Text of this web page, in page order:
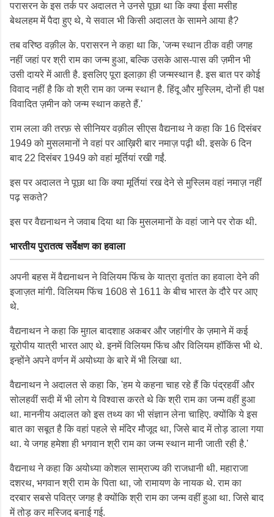
परासरन के इस तर्क पर अदालत ने उनसे पूछा था कि क्या ईसा मसीह
बेथलहम में पैदा हुए थे, ये सवाल भी किसी अदालत के सामने आया है?
तब वरिष्ठ वक़ील के. परासरन ने कहा था कि, 'जन्म स्थान ठीक वही जगह
नहीं जहां पर श्री राम का जन्म हुआ, बल्कि उसके आस-पास की ज़मीन भी
उसी दायरे में आती है. इसलिए पूरा इलाक़ा ही जन्मस्थान है. इस बात पर कोई
विवाद नहीं है कि वो श्री राम का जन्म स्थान है. हिंदू और मुस्लिम, दोनों ही पक्ष
विवादित ज़मीन को जन्म स्थान कहते हैं.'
राम लला की तरफ़ से सीनियर वक़ील सीएस वैद्यनाथ ने कहा कि 16 दिसंबर
1949 को मुसलमानों ने वहां पर आख़िरी बार नमाज़ पढ़ी थी. इसके 6 दिन
बाद 22 दिसंबर 1949 को वहां मूर्तियां रखी गईं.
इस पर अदालत ने पूछा था कि क्या मूर्तियां रख देने से मुस्लिम वहां नमाज़ नहीं
पढ़ सकते?
इस पर वैद्यनाथन ने जवाब दिया था कि मुसलमानों के वहां जाने पर रोक थी.
भारतीय पुरातत्व सर्वेक्षण का हवाला
अपनी बहस में वैद्यनाथन ने विलियम फिंच के यात्रा वृतांत का हवाला देने की
इजाज़त मांगी. विलियम फिंच 1608 से 1611 के बीच भारत के दौरे पर आए
थे.
वैद्यनाथन ने कहा कि मुग़ल बादशाह अकबर और जहांगीर के ज़माने में कई
यूरोपीय यात्री भारत आए थे. इनमें विलियम फिंच और विलियम हॉकिंस भी थे.
इन्होंने अपने वर्णन में अयोध्या के बारे में भी लिखा था.
वैद्यनाथन ने अदालत से कहा कि, 'हम ये कहना चाह रहे हैं कि पंद्रहवीं और
सोलहवीं सदी में भी लोग ये विश्वास करते थे कि श्री राम का जन्म वहीं हुआ
था. माननीय अदालत को इस तथ्य का भी संज्ञान लेना चाहिए. क्योंकि ये इस
बात का सबूत है कि वहां पहले से मंदिर मौजूद था, जिसे बाद में तोड़ डाला गया
था. ये जगह हमेशा ही भगवान श्री राम का जन्म स्थान मानी जाती रही है.'
वैद्यनाथ ने कहा कि अयोध्या कोशल साम्राज्य की राजधानी थी. महाराजा
दशरथ, भगवान श्री राम के पिता था, जो रामायण के नायक थे. राम का
दरबार सबसे पवित्र जगह है क्योंकि श्री राम का जन्म वहीं हुआ था. जिसे बाद
में तोड़ कर मस्जिद बनाई गई.